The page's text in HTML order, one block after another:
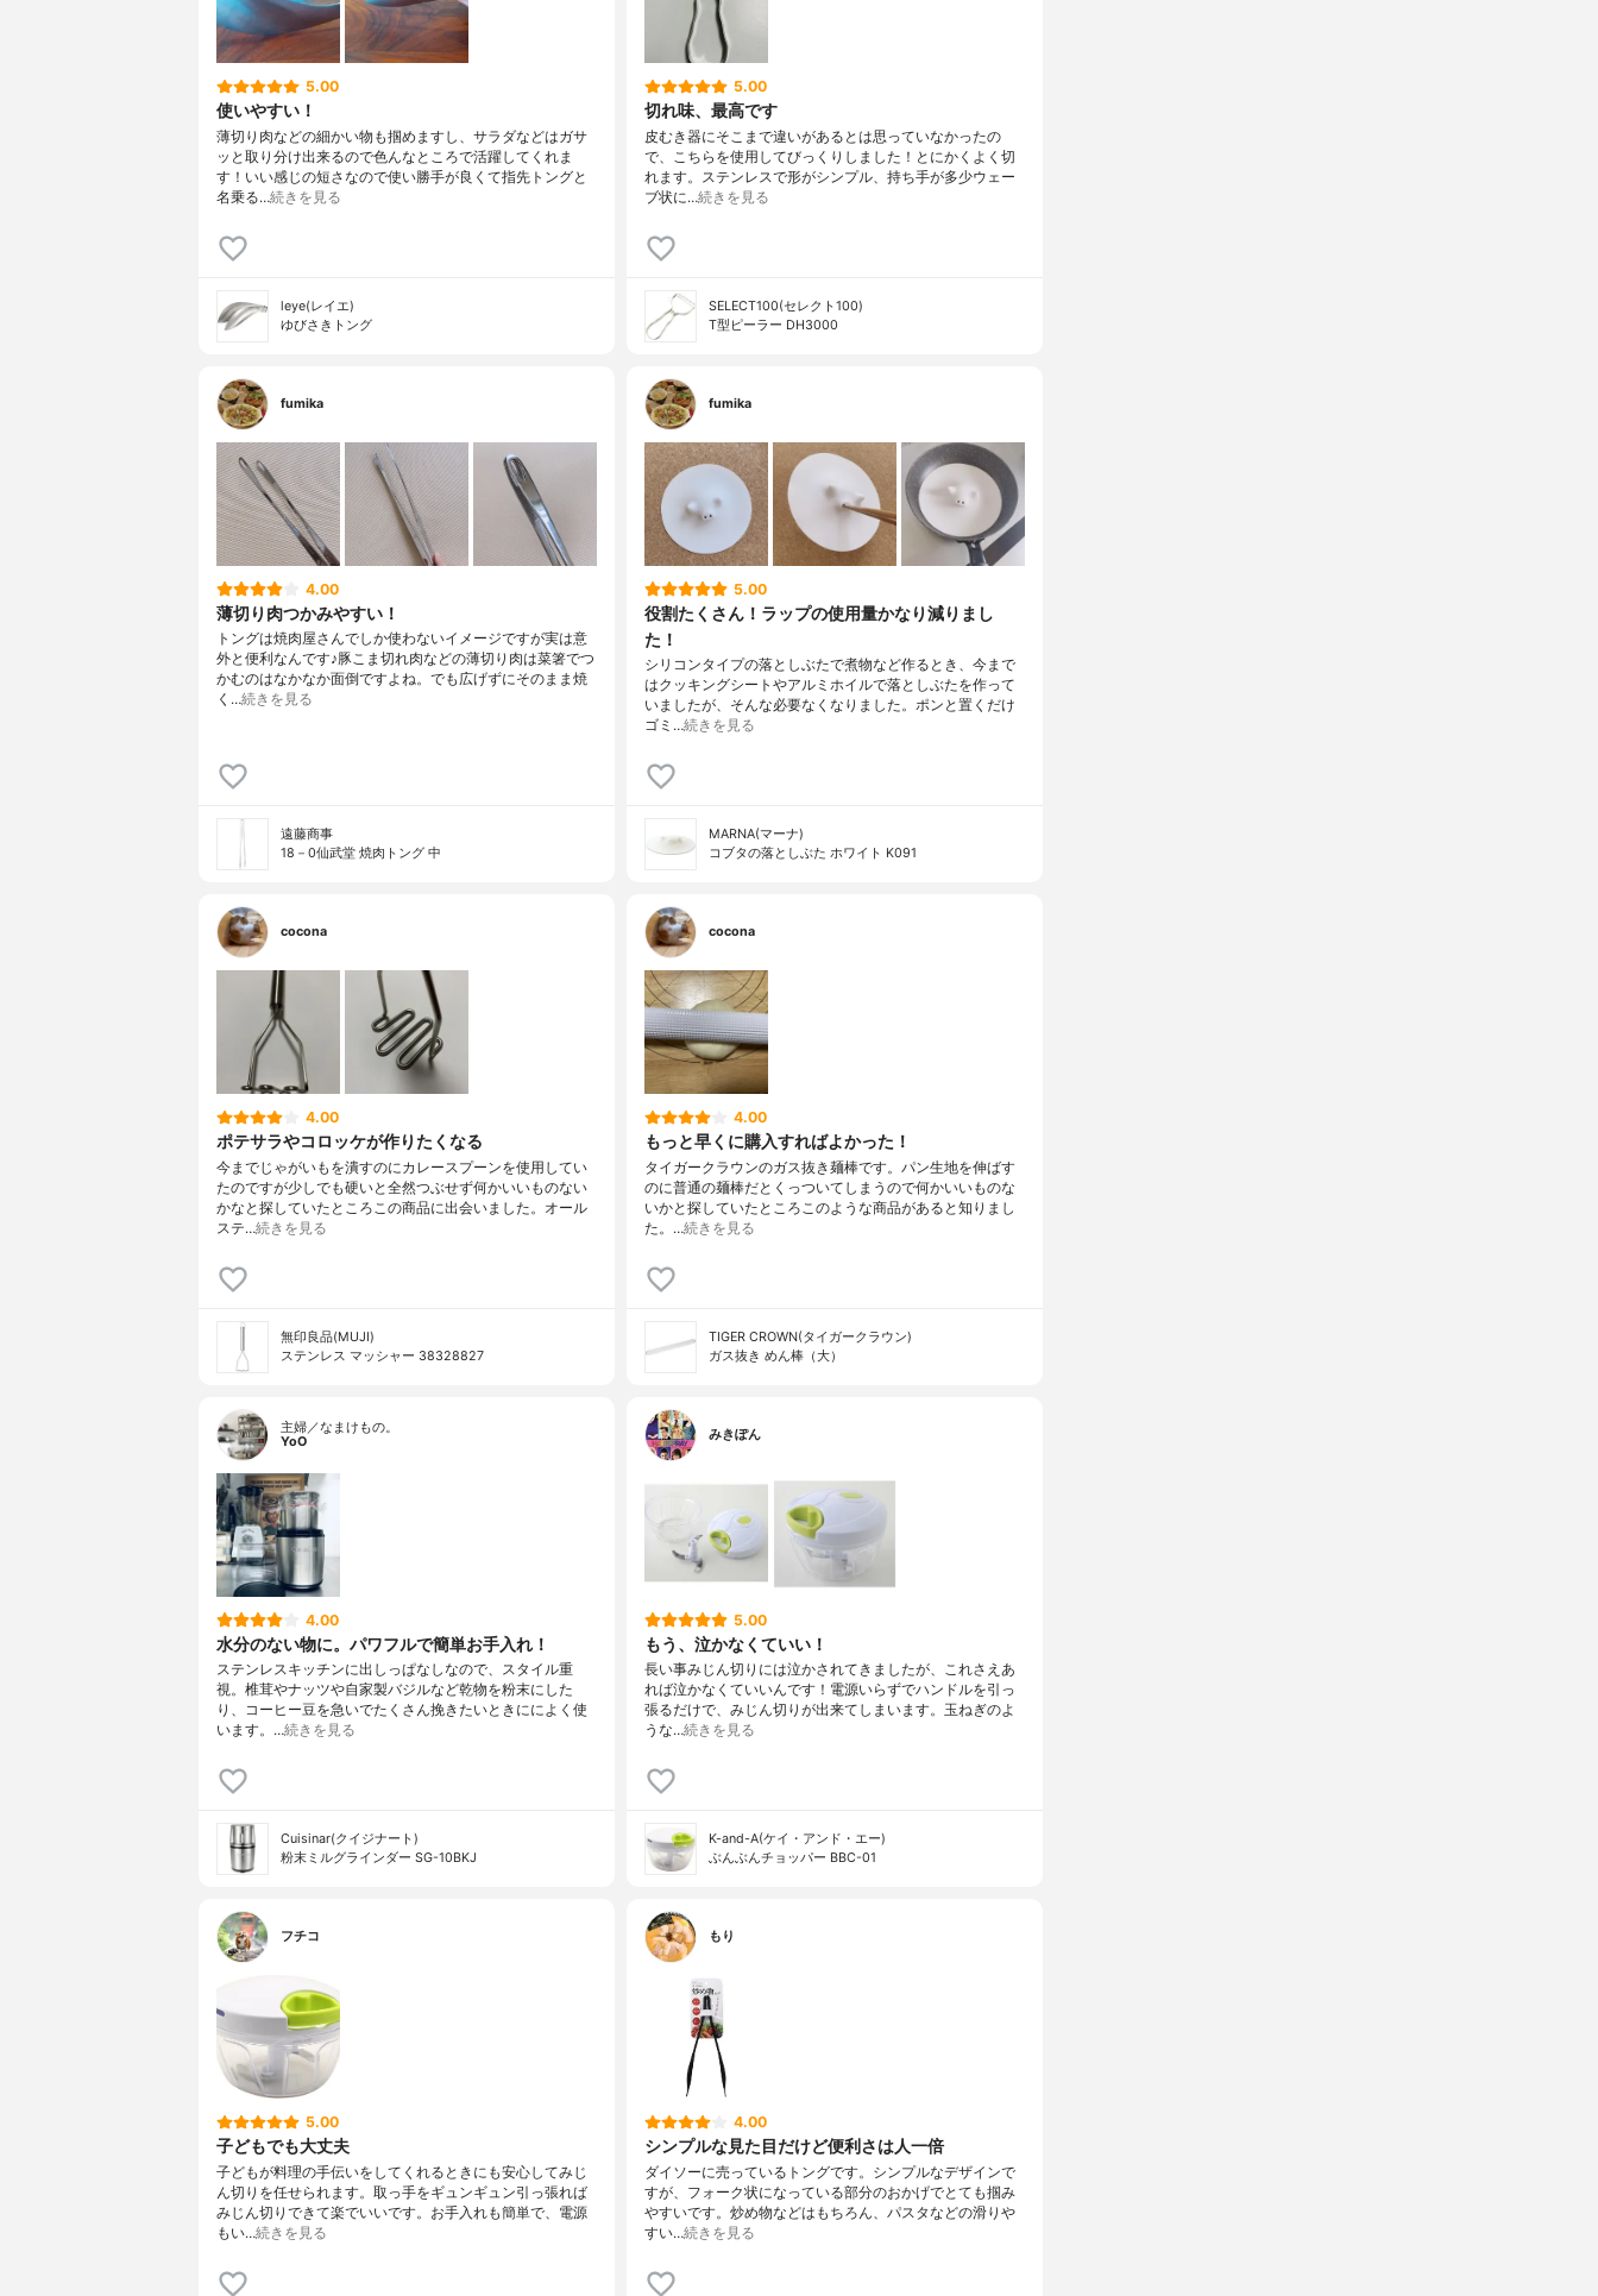
5.00
使いやすい！
薄切り肉などの細かい物も掴めますし、サラダなどはガサ
ッと取り分け出来るので色んなところで活躍してくれま
す！いい感じの短さなので使い勝手が良くて指先トングと
名乗る…続きを見る
leye(レイエ)
ゆびさきトング
5.00
切れ味、最高です
皮むき器にそこまで違いがあるとは思っていなかったの
で、こちらを使用してびっくりしました！とにかくよく切
れます。ステンレスで形がシンプル、持ち手が多少ウェー
ブ状に…続きを見る
SELECT100(セレクト100)
T型ピーラー DH3000
fumika
4.00
薄切り肉つかみやすい！
トングは焼肉屋さんでしか使わないイメージですが実は意
外と便利なんです♪豚こま切れ肉などの薄切り肉は菜箸でつ
かむのはなかなか面倒ですよね。でも広げずにそのまま焼
く…続きを見る
遠藤商事
18－0仙武堂 焼肉トング 中
fumika
5.00
役割たくさん！ラップの使用量かなり減りまし
た！
シリコンタイプの落としぶたで煮物など作るとき、今まで
はクッキングシートやアルミホイルで落としぶたを作って
いましたが、そんな必要なくなりました。ポンと置くだけ
ゴミ…続きを見る
MARNA(マーナ)
コブタの落としぶた ホワイト K091
cocona
4.00
ポテサラやコロッケが作りたくなる
今までじゃがいもを潰すのにカレースプーンを使用してい
たのですが少しでも硬いと全然つぶせず何かいいものない
かなと探していたところこの商品に出会いました。オール
ステ…続きを見る
無印良品(MUJI)
ステンレス マッシャー 38328827
cocona
4.00
もっと早くに購入すればよかった！
タイガークラウンのガス抜き麺棒です。パン生地を伸ばす
のに普通の麺棒だとくっついてしまうので何かいいものな
いかと探していたところこのような商品があると知りまし
た。…続きを見る
TIGER CROWN(タイガークラウン)
ガス抜き めん棒（大）
主婦／なまけもの。
YoO
4.00
水分のない物に。パワフルで簡単お手入れ！
ステンレスキッチンに出しっぱなしなので、スタイル重
視。椎茸やナッツや自家製バジルなど乾物を粉末にした
り、コーヒー豆を急いでたくさん挽きたいときにによく使
います。…続きを見る
Cuisinar(クイジナート)
粉末ミルグラインダー SG-10BKJ
みきぽん
5.00
もう、泣かなくていい！
長い事みじん切りには泣かされてきましたが、これさえあ
れば泣かなくていいんです！電源いらずでハンドルを引っ
張るだけで、みじん切りが出来てしまいます。玉ねぎのよ
うな…続きを見る
K-and-A(ケイ・アンド・エー)
ぶんぶんチョッパー BBC-01
フチコ
5.00
子どもでも大丈夫
子どもが料理の手伝いをしてくれるときにも安心してみじ
ん切りを任せられます。取っ手をギュンギュン引っ張れば
みじん切りできて楽でいいです。お手入れも簡単で、電源
もい…続きを見る
もり
4.00
シンプルな見た目だけど便利さは人一倍
ダイソーに売っているトングです。シンプルなデザインで
すが、フォーク状になっている部分のおかげでとても掴み
やすいです。炒め物などはもちろん、パスタなどの滑りや
すい…続きを見る